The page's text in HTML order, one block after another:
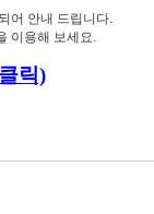
어 안내 드립니다.
이용해 보세요.
릭)